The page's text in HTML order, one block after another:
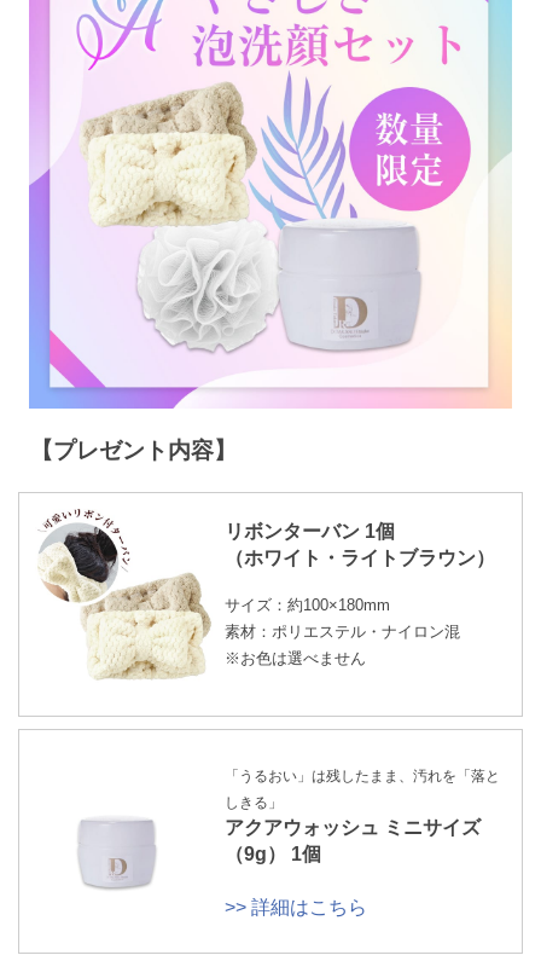
【プレゼント内容】
リボンターバン 1個
（ホワイト・ライトブラウン）
サイズ：約100×180mm
素材：ポリエステル・ナイロン混
※お色は選べません
「うるおい」は残したまま、汚れを「落と
しきる」
アクアウォッシュ ミニサイズ
（9g） 1個
>> 詳細はこちら